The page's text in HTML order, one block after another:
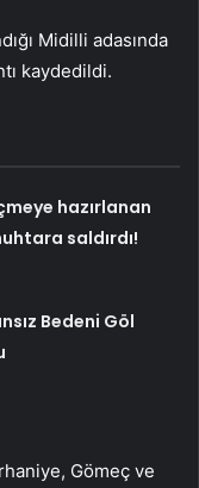
Midilli adasında
kaydedildi.
hazırlanan
saldırdı!
Bedeni Göl
Gömeç ve